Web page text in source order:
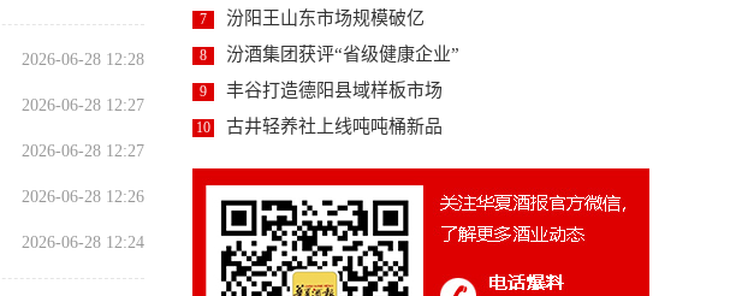
2026-06-28 12:28
2026-06-28 12:27
2026-06-28 12:27
2026-06-28 12:26
2026-06-28 12:24
7 汾阳王山东市场规模破亿
8 汾酒集团获评“省级健康企业”
9 丰谷打造德阳县域样板市场
10 古井轻养社上线吨吨桶新品